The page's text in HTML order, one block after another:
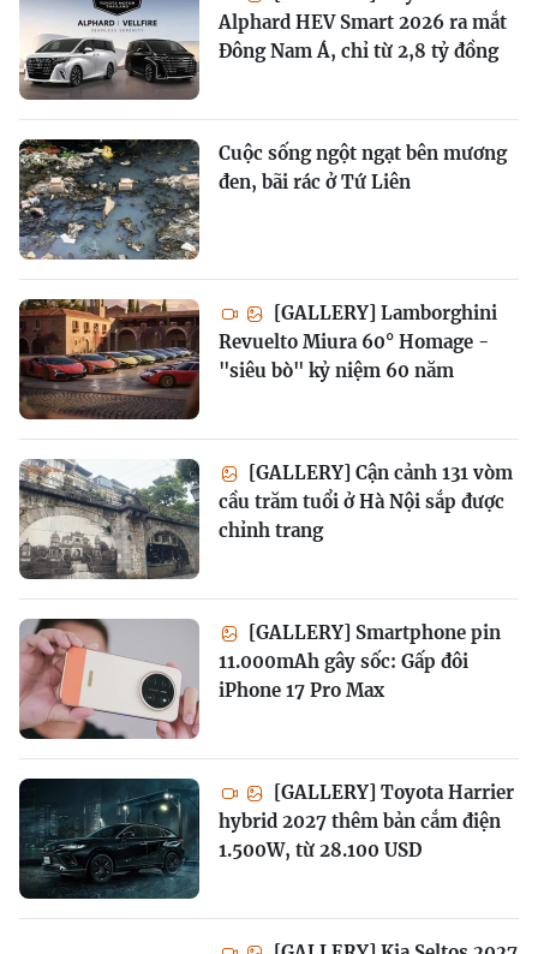
Alphard HEV Smart 2026 ra mắt
Đông Nam Á, chỉ từ 2,8 tỷ đồng
Cuộc sống ngột ngạt bên mương
đen, bãi rác ở Tứ Liên
[GALLERY] Lamborghini
Revuelto Miura 60° Homage -
"siêu bò" kỷ niệm 60 năm
[GALLERY] Cận cảnh 131 vòm
cầu trăm tuổi ở Hà Nội sắp được
chỉnh trang
[GALLERY] Smartphone pin
11.000mAh gây sốc: Gấp đôi
iPhone 17 Pro Max
[GALLERY] Toyota Harrier
hybrid 2027 thêm bản cắm điện
1.500W, từ 28.100 USD